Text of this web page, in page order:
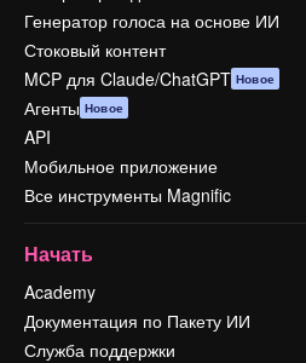
Генератор голоса на основе ИИ
Стоковый контент
MCP для Claude/ChatGPT Новое
Агенты Новое
API
Мобильное приложение
Все инструменты Magnific
Начать
Academy
Документация по Пакету ИИ
Служба поддержки